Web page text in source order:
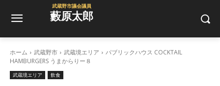
武蔵野市議会議員
藪原太郎
ホーム 武蔵野市 武蔵境エリア
パブリックハウス COCKTAIL
HAMBURGERS うまからりー８
武蔵境エリア 飲食